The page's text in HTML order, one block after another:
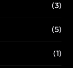
(3)
(5)
(1)